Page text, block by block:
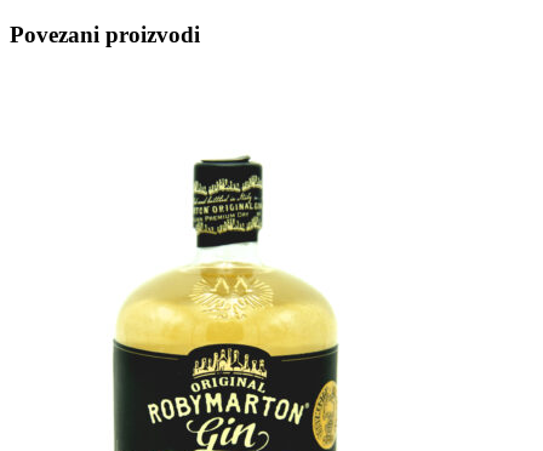
Povezani proizvodi